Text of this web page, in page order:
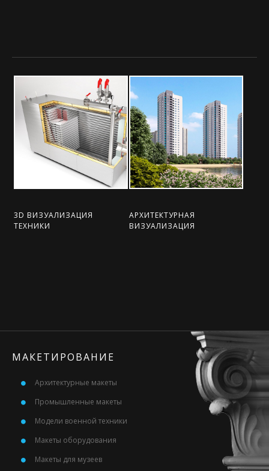
3D ВИЗУАЛИЗАЦИЯ
ТЕХНИКИ
АРХИТЕКТУРНАЯ
ВИЗУАЛИЗАЦИЯ
МАКЕТИРОВАНИЕ
Архитектурные макеты
Промышленные макеты
Модели военной техники
Макеты оборудования
Макеты для музеев